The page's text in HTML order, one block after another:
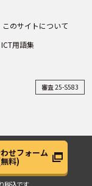
このサイトについて
ICT用語集
審査 25-S583
せフォーム
料)